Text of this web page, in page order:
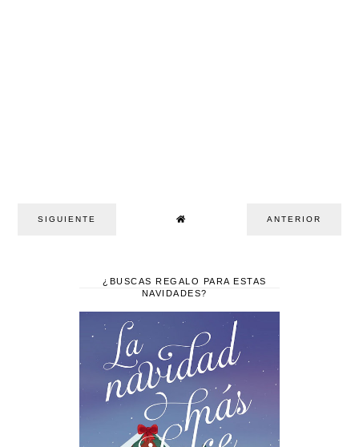
SIGUIENTE ANTERIOR
¿BUSCAS REGALO PARA ESTAS
NAVIDADES?